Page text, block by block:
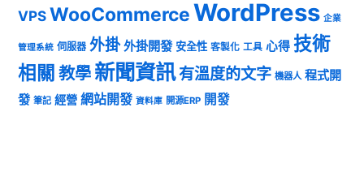
VPSWooCommerceWordPress 企業
管理系統 伺服器 外掛 外掛開發 安全性 客製化 工具 心得 技術
相關 教學 新聞資訊有溫度的文字 機器人 程式開
發 筆記 經營 網站開發 資料庫 開源ERP 開發